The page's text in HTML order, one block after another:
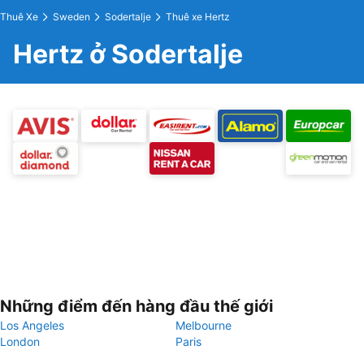
Thuê Xe Sweden Sodertalje Thuê xe Hertz
Hertz ở Sodertalje
Những điểm đến hàng đầu thế giới
Los Angeles
Melbourne
London
Paris